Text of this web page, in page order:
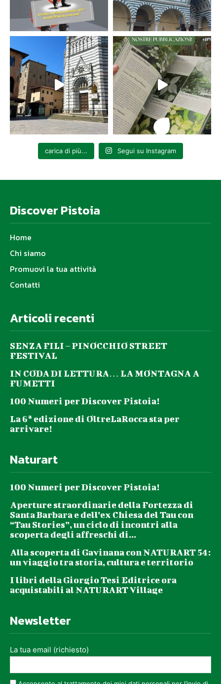
carica di più... Segui su Instagram
Discover Pistoia
Home
Chi siamo
Promuovi la tua attività
Contatti
Articoli recenti
SENZA FILI – PINOCCHIO STREET
FESTIVAL
IN CODA DI LETTURA… LA MONTAGNA A
FUMETTI
100 Numeri per Discover Pistoia!
La 6ª edizione di OltreLaRocca sta per
arrivare!
Naturart
100 Numeri per Discover Pistoia!
Aperture straordinarie della Fortezza di
Santa Barbara e dell’ex Chiesa del Tau con
“Tau Stories”, un ciclo di incontri alla
scoperta degli affreschi di...
Alla scoperta di Gavinana con NATURART 54:
un viaggio tra storia, cultura e territorio
I libri della Giorgio Tesi Editrice ora
acquistabili al NATURART Village
Newsletter
La tua email (richiesto)